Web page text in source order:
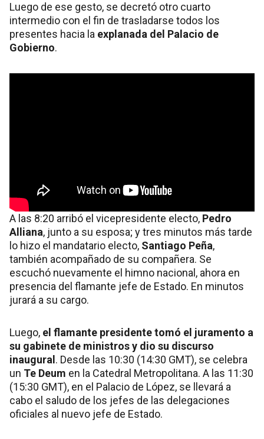
Luego de ese gesto, se decretó otro cuarto
intermedio con el fin de trasladarse todos los
presentes hacia la explanada del Palacio de
Gobierno.
A las 8:20 arribó el vicepresidente electo, Pedro
Alliana, junto a su esposa; y tres minutos más tarde
lo hizo el mandatario electo, Santiago Peña,
también acompañado de su compañera. Se
escuchó nuevamente el himno nacional, ahora en
presencia del flamante jefe de Estado. En minutos
jurará a su cargo.
Luego, el flamante presidente tomó el juramento a
su gabinete de ministros y dio su discurso
inaugural . Desde las 10:30 (14:30 GMT), se celebra
un Te Deum en la Catedral Metropolitana. A las 11:30
(15:30 GMT), en el Palacio de López, se llevará a
cabo el saludo de los jefes de las delegaciones
oficiales al nuevo jefe de Estado.